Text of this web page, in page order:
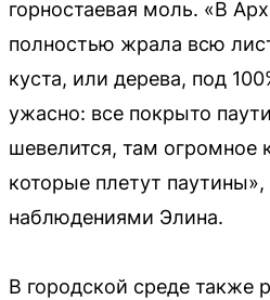
горностаевая моль. «В
полностью жрала всю
куста, или дерева, под
ужасно: все покрыто
шевелится, там огромное
которые плетут
наблюдениями Элина.
В городской среде также